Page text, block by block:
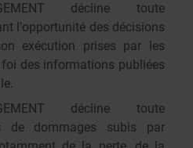
décline toute
l'opportunité des décisions
exécution prises par les
des informations publiées
décline toute
de dommages subis par